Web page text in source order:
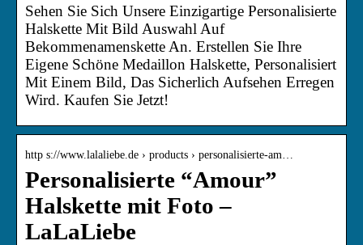
Sehen Sie Sich Unsere Einzigartige Personalisierte
Halskette Mit Bild Auswahl Auf
Bekommenamenskette An. Erstellen Sie Ihre
Eigene Schöne Medaillon Halskette, Personalisiert
Mit Einem Bild, Das Sicherlich Aufsehen Erregen
Wird. Kaufen Sie Jetzt!
http s://www.lalaliebe.de › products › personalisierte-am…
Personalisierte “Amour”
Halskette mit Foto –
LaLaLiebe